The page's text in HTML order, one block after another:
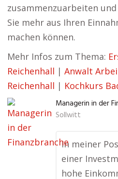
zusammenzuarbeiten
Sie mehr aus Ihren
machen können.
Mehr Infos zum Thema:
Reichenhall | Anwalt
Reichenhall | Kochkurs
Managerin in der
Sollwitt
In meiner
einer
hohe